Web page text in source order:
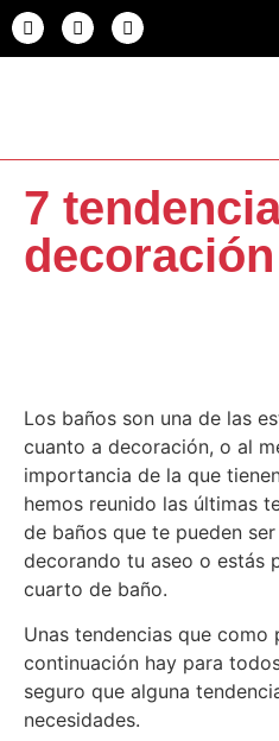
7
Los baños son una de las
cuanto a decoración, o al
importancia de la que
hemos reunido las últimas
de baños que te pueden
decorando tu aseo o estás
cuarto de baño.
Unas tendencias que como
continuación hay para
seguro que alguna
necesidades.